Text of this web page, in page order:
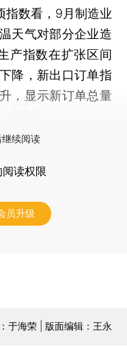
数看，9月制造业
天气对部分企业造
产指数在扩张区间
降，新出口订单指
，显示新订单总量
续阅读
阅读权限
员升级
于海荣 | 版面编辑：王永